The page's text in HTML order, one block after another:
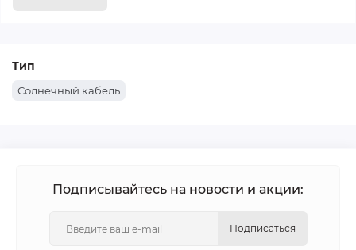
перепадам температур, влаге и механическим
Работаем по всей Украине. Быстрая доставка и
Тип
Солнечный кабель
Подписывайтесь на новости и акции:
Подписаться